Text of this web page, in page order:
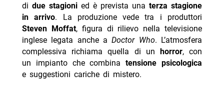
- Anelli del Potere 3: svelato ruolo Jamie Campbell
Bower
di due stagionied è prevista unaterza stagione
in arrivo. La produzione vede tra i produttori
Steven Moffat, figura di rilievo nella televisione
inglese legata anche aDoctor Who. L’atmosfera
complessiva richiama quella di un horror, con
un impianto che combinatensione psicologica
e suggestioni cariche di mistero.